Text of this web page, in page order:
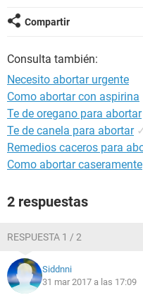
GLOSARIO
Compartir
Consulta también:
Necesito abortar urgente
Como abortar con aspirina
Te de oregano para abortar
Te de canela para abortar ✓
Remedios caceros para
Como abortar caseramente
2 respuestas
RESPUESTA 1 / 2
Siddnni
31 mar 2017 a las 17:09